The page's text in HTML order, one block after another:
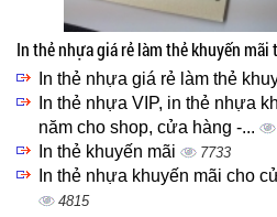
In thẻ nhựa giá rẻ làm thẻ khuyến mãi
In thẻ nhựa giá rẻ làm thẻ
In thẻ nhựa VIP, in thẻ nhựa
năm cho shop, cửa hàng -...
In thẻ khuyến mãi 7733
In thẻ nhựa khuyến mãi cho
4815